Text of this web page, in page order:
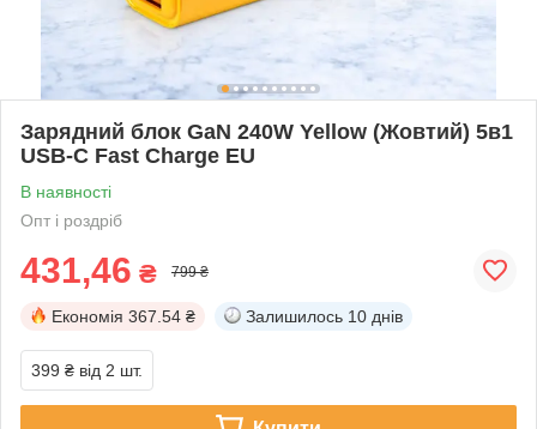
Зарядний блок GaN 240W Yellow (Жовтий) 5в1
USB-C Fast Charge EU
В наявності
Опт і роздріб
431,46 ₴ 799 ₴
Економія 367.54 ₴ Залишилось 10 днів
399 ₴ від 2 шт.